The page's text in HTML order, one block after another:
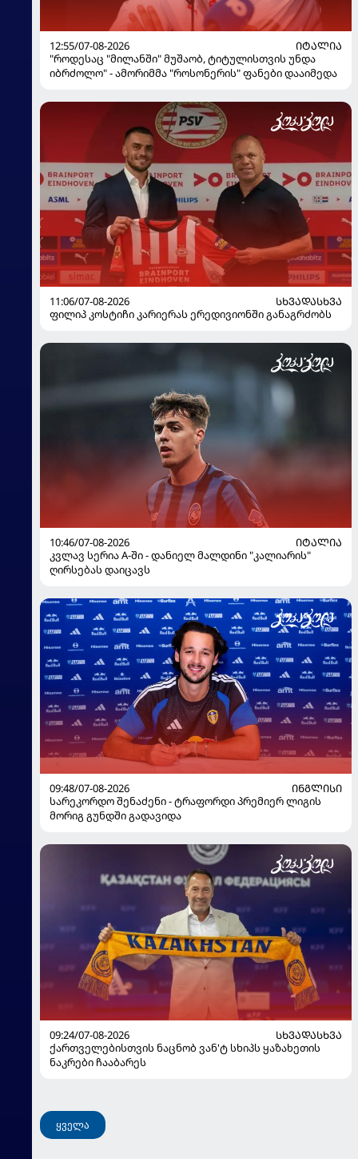
12:55/07-08-2026
ᲘᲢᲐᲚᲘᲐ
"როდესაც "მილანში" მუშაობ, ტიტულისთვის უნდა
იბრძოლო" - ამორიმმა "როსონერის" ფანები დააიმედა
11:06/07-08-2026
ᲡᲮᲕᲐᲓᲐᲡᲮᲕᲐ
ფილიპ კოსტიჩი კარიერას ერედივიონში განაგრძობს
10:46/07-08-2026
ᲘᲢᲐᲚᲘᲐ
კვლავ სერია A-ში - დანიელ მალდინი "კალიარის"
ღირსებას დაიცავს
09:48/07-08-2026
ᲘᲜᲒᲚᲘᲡᲘ
სარეკორდო შენაძენი - ტრაფორდი პრემიერ ლიგის
მორიგ გუნდში გადავიდა
09:24/07-08-2026
ᲡᲮᲕᲐᲓᲐᲡᲮᲕᲐ
ქართველებისთვის ნაცნობ ვან'ტ სხიპს ყაზახეთის
ნაკრები ჩააბარეს
ყველა